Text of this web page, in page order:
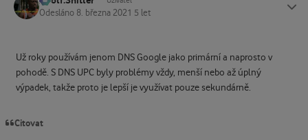
Odesláno 8. března 2021 5 let
Už roky používám jenom DNS Google jako primární a naprosto v
pohodě. S DNS UPC byly problémy vždy, menší nebo až úplný
výpadek, takže proto je lepší je využívat pouze sekundárně.
Citovat